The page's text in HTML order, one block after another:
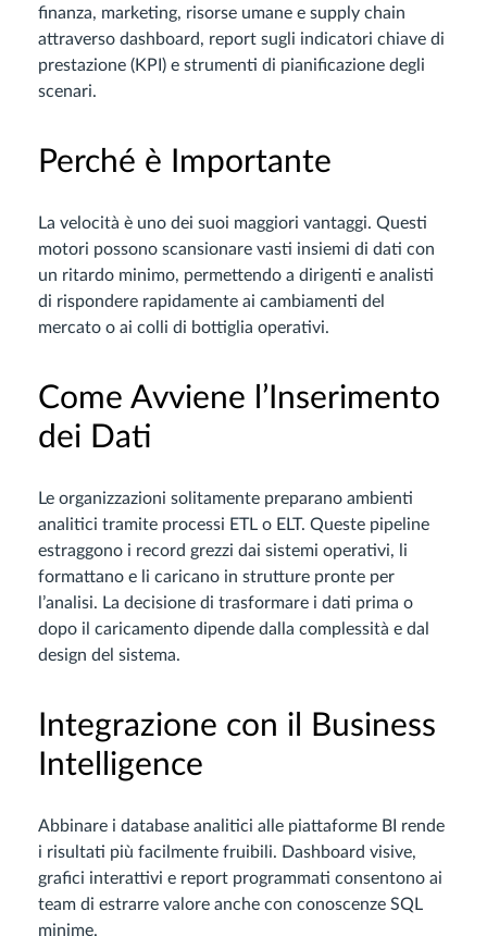
finanza, marketing, risorse umane e supply chain
attraverso dashboard, report sugli indicatori chiave di
prestazione (KPI) e strumenti di pianificazione degli
scenari.
Perché è Importante
La velocità è uno dei suoi maggiori vantaggi. Questi
motori possono scansionare vasti insiemi di dati con
un ritardo minimo, permettendo a dirigenti e analisti
di rispondere rapidamente ai cambiamenti del
mercato o ai colli di bottiglia operativi.
Come Avviene l’Inserimento
dei Dati
Le organizzazioni solitamente preparano ambienti
analitici tramite processi ETL o ELT. Queste pipeline
estraggono i record grezzi dai sistemi operativi, li
formattano e li caricano in strutture pronte per
l’analisi. La decisione di trasformare i dati prima o
dopo il caricamento dipende dalla complessità e dal
design del sistema.
Integrazione con il Business
Intelligence
Abbinare i database analitici alle piattaforme BI rende
i risultati più facilmente fruibili. Dashboard visive,
grafici interattivi e report programmati consentono ai
team di estrarre valore anche con conoscenze SQL
minime.